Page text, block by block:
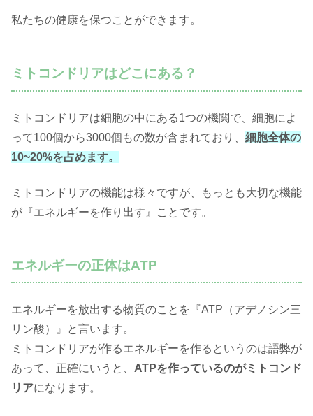
私たちの健康を保つことができます。
ミトコンドリアはどこにある？
ミトコンドリアは細胞の中にある1つの機関で、細胞によ
って100個から3000個もの数が含まれており、 細胞全体の
10~20%を占めます。
ミトコンドリアの機能は様々ですが、もっとも大切な機能
が『エネルギーを作り出す』ことです。
エネルギーの正体はATP
エネルギーを放出する物質のことを『ATP（アデノシン三
リン酸）』と言います。
ミトコンドリアが作るエネルギーを作るというのは語弊が
あって、正確にいうと、 ATPを作っているのがミトコンド
リアになります。